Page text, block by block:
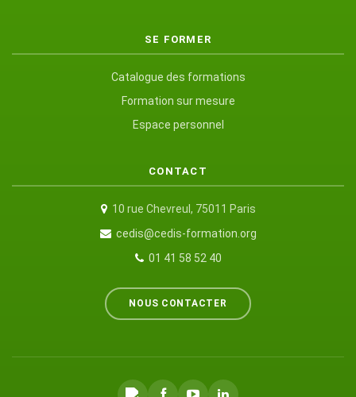
SE FORMER
Catalogue des formations
Formation sur mesure
Espace personnel
CONTACT
10 rue Chevreul, 75011 Paris
cedis@cedis-formation.org
01 41 58 52 40
NOUS CONTACTER